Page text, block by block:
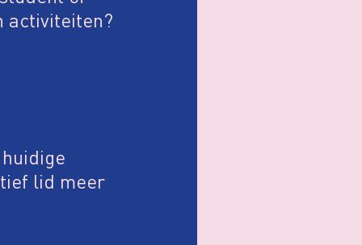
activiteiten?
lid meer